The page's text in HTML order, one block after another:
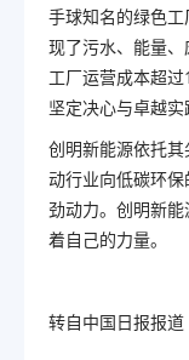
手球知名的绿色
现了污水、能量
工厂运营成本超
坚定决心与卓越实
创明新能源依托其
动行业向低碳环
劲动力。创明新
着自己的力量。
转自中国日报报道